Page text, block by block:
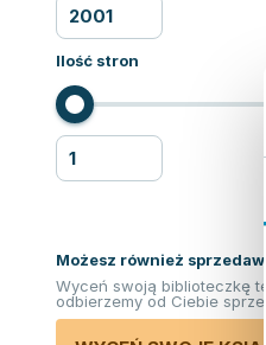
Ilość stron
Możesz również
Wyceń swoją biblioteczkę
odbierzemy od Ciebie